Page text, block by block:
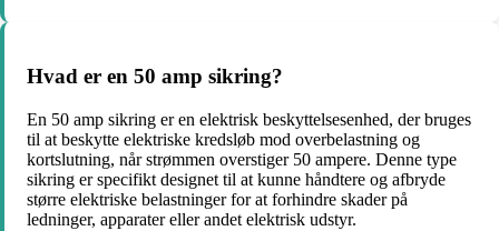
Hvad er en 50 amp sikring?
En 50 amp sikring er en elektrisk beskyttelsesenhed, der bruges
til at beskytte elektriske kredsløb mod overbelastning og
kortslutning, når strømmen overstiger 50 ampere. Denne type
sikring er specifikt designet til at kunne håndtere og afbryde
større elektriske belastninger for at forhindre skader på
ledninger, apparater eller andet elektrisk udstyr.